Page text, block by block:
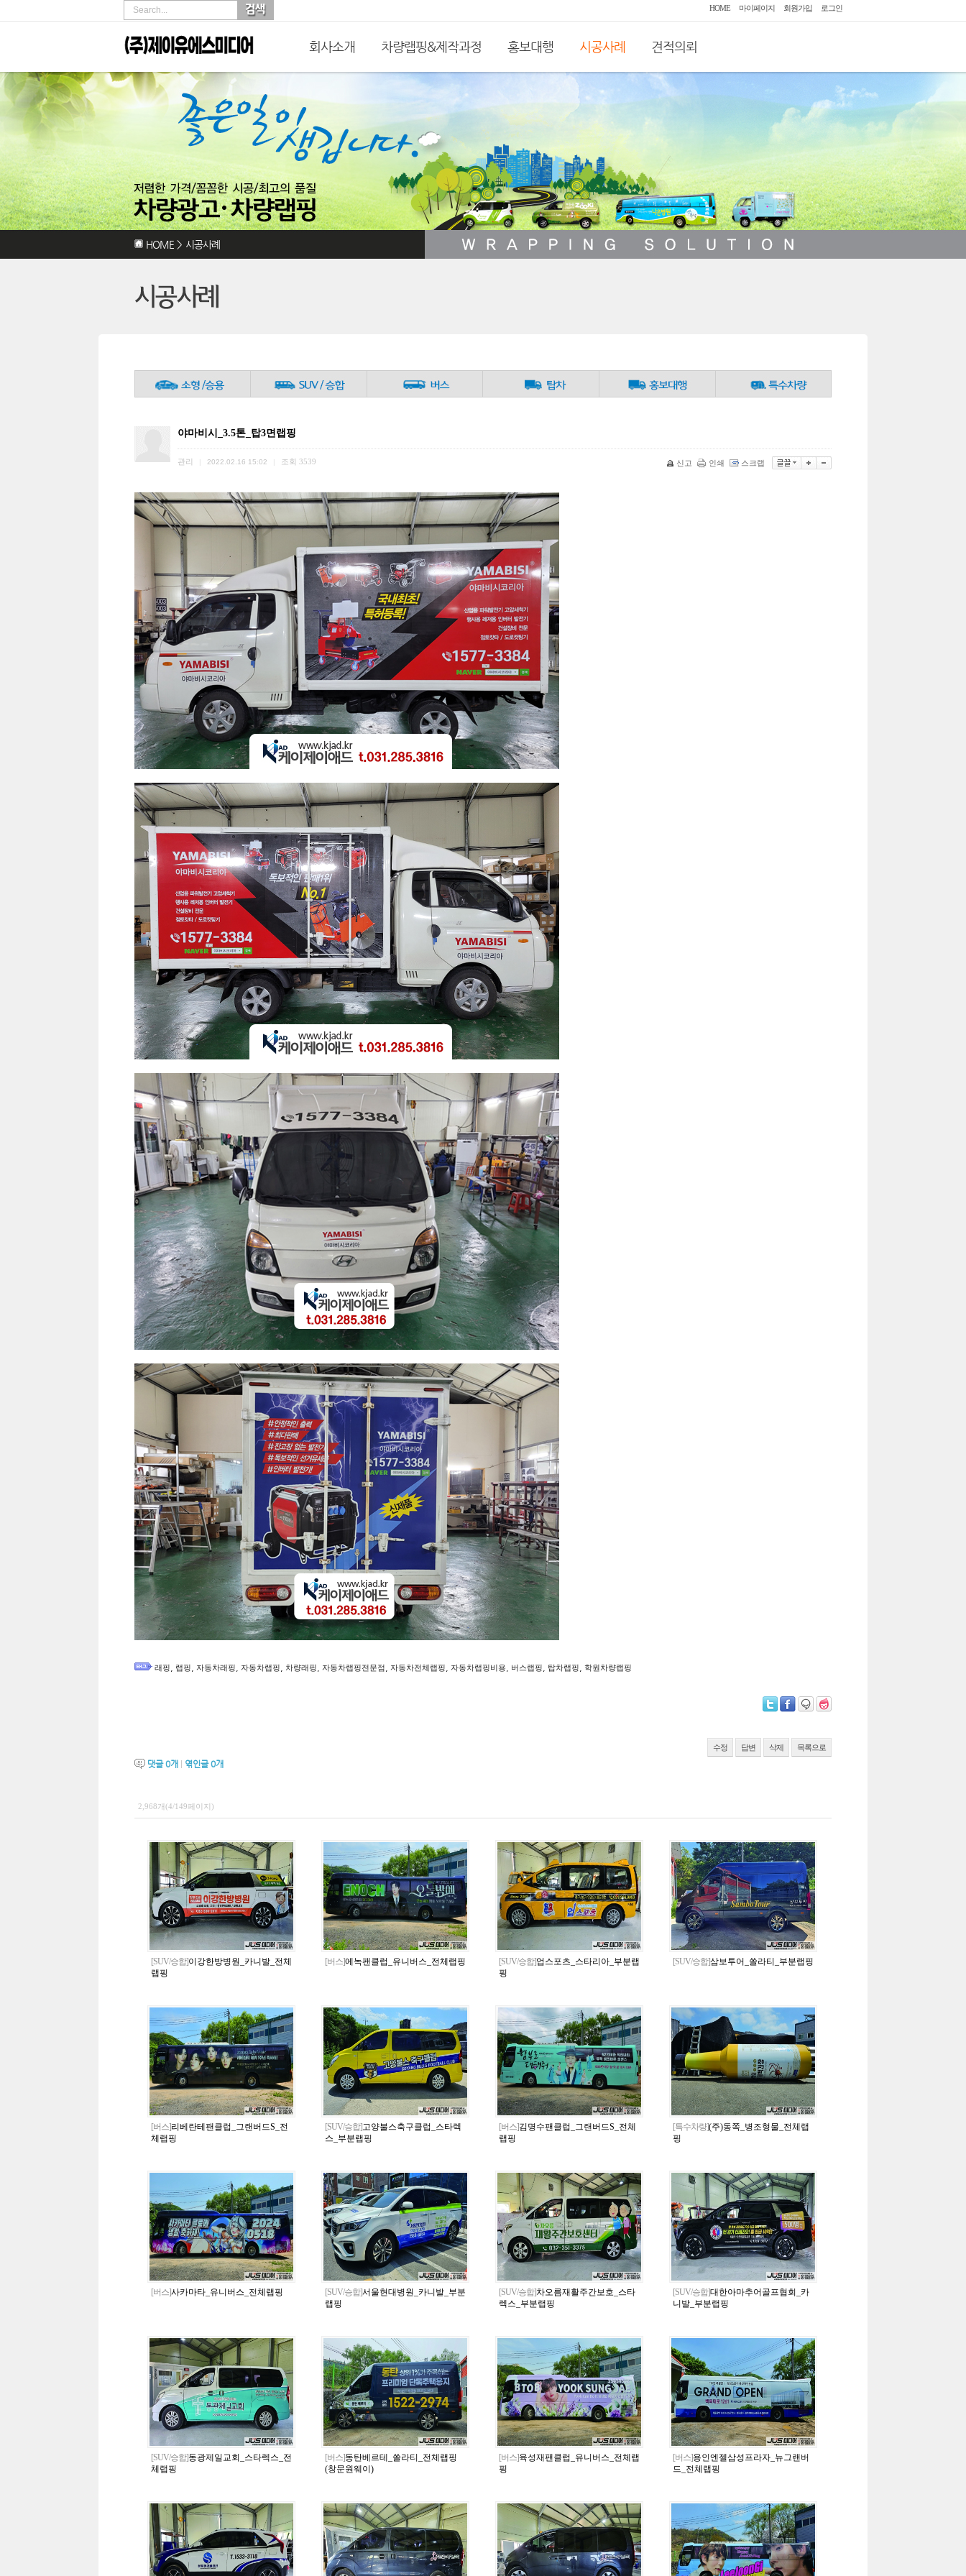
HOME 마이페이지 회원가입 로그인
Search...
회사소개 차량랩핑&제작과정 홍보대행 시공사례 견적의뢰
HOME > 시공사례
야마비시_3.5톤_탑3면랩핑
관리 2022.02.16 15:02 조회 3539 신고 인쇄 스크랩
래핑 랩핑 자동차래핑 자동차랩핑 차량래핑 자동차랩핑전문점 자동차전체랩핑 자동차랩핑비용 버스랩핑 탑차랩핑 학원차량랩핑
수정 답변 삭제 목록으로
댓글0개 엮인글0개
2,968개(4/149페이지)
[SUV/승합]이강한방병원_카니발_전체
랩핑
[버스]에녹팬클럽_유니버스_전체랩핑 [SUV/승합]업스포츠_스타리아_부분랩
핑
[SUV/승합]삼보투어_쏠라티_부분랩핑
[버스]리베란테팬클럽_그랜버드S_전
체랩핑
[SUV/승합]고양불스축구클럽_스타렉
스_부분랩핑
[버스]김명수팬클럽_그랜버드S_전체
랩핑
[특수차량](주)동쪽_병조형물_전체랩
핑
[버스]사카마타_유니버스_전체랩핑 [SUV/승합]서울현대병원_카니발_부분
랩핑
[SUV/승합]차오름재활주간보호_스타
렉스_부분랩핑
[SUV/승합]대한아마추어골프협회_카
니발_부분랩핑
[SUV/승합]동광제일교회_스타렉스_전
체랩핑
[버스]동탄베르테_쏠라티_전체랩핑
(창문원웨이)
[버스]육성재팬클럽_유니버스_전체랩
핑
[버스]용인엔젤삼성프라자_뉴그랜버
드_전체랩핑